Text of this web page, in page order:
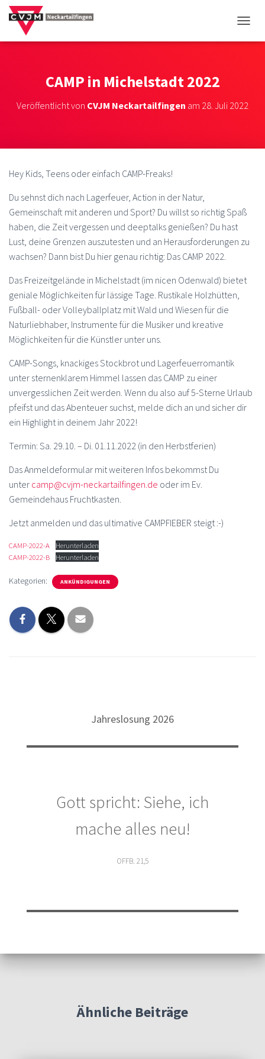
CAMP in Michelstadt 2022
Veröffentlicht von CVJM Neckartailfingen am 28. Juli 2022
Hey Kids, Teens oder einfach CAMP-Freaks!
Du sehnst dich nach Lagerfeuer, Action in der Natur,
Gemeinschaft mit anderen und Sport? Du willst so richtig Spaß
haben, die Zeit vergessen und deeptalks genießen? Du hast
Lust, deine Grenzen auszutesten und an Herausforderungen zu
wachsen? Dann bist Du hier genau richtig: Das CAMP 2022.
Das Freizeitgelände in Michelstadt (im nicen Odenwald) bietet
geniale Möglichkeiten für lässige Tage. Rustikale Holzhütten,
Fußball- oder Volleyballplatz mit Wald und Wiesen für die
Naturliebhaber, Instrumente für die Musiker und kreative
Möglichkeiten für die Künstler unter uns.
CAMP-Songs, knackiges Stockbrot und Lagerfeuerromantik
unter sternenklarem Himmel lassen das CAMP zu einer
unvergesslichen Zeit werden. Wenn du also auf 5-Sterne Urlaub
pfeifst und das Abenteuer suchst, melde dich an und sicher dir
ein Highlight in deinem Jahr 2022!
Termin: Sa. 29.10. – Di. 01.11.2022 (in den Herbstferien)
Das Anmeldeformular mit weiteren Infos bekommst Du
unter camp@cvjm-neckartailfingen.de oder im Ev.
Gemeindehaus Fruchtkasten.
Jetzt anmelden und das ultimative CAMPFIEBER steigt :-)
CAMP-2022-A
Herunterladen
CAMP-2022-B
Herunterladen
Kategorien: ANKÜNDIGUNGEN
Jahreslosung 2026
Gott spricht: Siehe, ich
mache alles neu!
OFFB. 21,5
Ähnliche Beiträge